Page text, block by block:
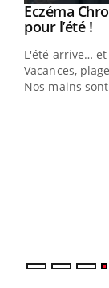
Youtube
Eczéma
pour l’été !
L'été arrive… et
Vacances,
Nos mains